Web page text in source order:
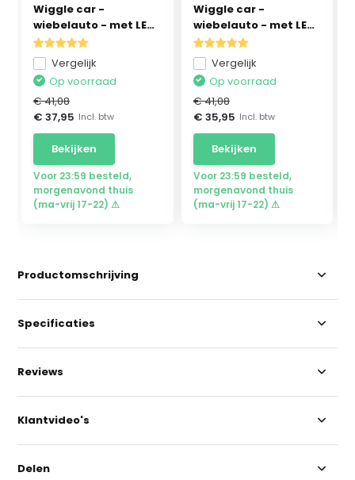
Wiggle car -
wiebelauto - met LED-
ver...
Vergelijk
Op voorraad
€ 41,08
€ 37,95 Incl. btw
Bekijken
Voor 23:59 besteld,
morgenavond thuis
(ma-vrij 17-22) ⚠
Wiggle car -
wiebelauto - met LED-
ver...
Vergelijk
Op voorraad
€ 41,08
€ 35,95 Incl. btw
Bekijken
Voor 23:59 besteld,
morgenavond thuis
(ma-vrij 17-22) ⚠
Productomschrijving
Specificaties
Reviews
Klantvideo's
Delen